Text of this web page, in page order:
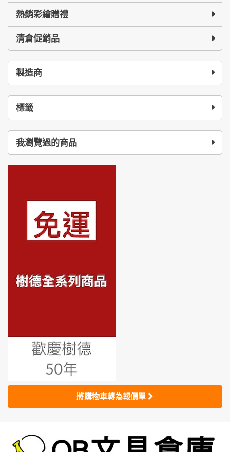
熱銷彩繪贈禮
清倉促銷品
製造商
標籤
我瀏覽過的商品
將購物車轉為報價單